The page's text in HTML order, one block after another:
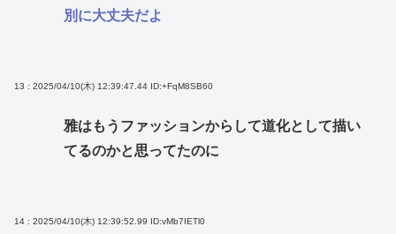
別に大丈夫だよ
13 : 2025/04/10(木) 12:39:47.44 ID:+FqM8SB60
雅はもうファッションからして道化として描い
てるのかと思ってたのに
14 : 2025/04/10(木) 12:39:52.99 ID:vMb7IETl0